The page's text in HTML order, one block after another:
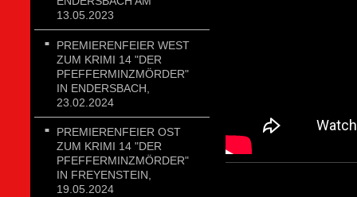
13.05.2023
PREMIERENFEIER WEST
ZUM KRIMI 14 "DER
PFEFFERMINZMÖRDER"
IN ENDERSBACH,
23.02.2024
PREMIERENFEIER OST
ZUM KRIMI 14 "DER
PFEFFERMINZMÖRDER"
IN FREYENSTEIN,
19.05.2024